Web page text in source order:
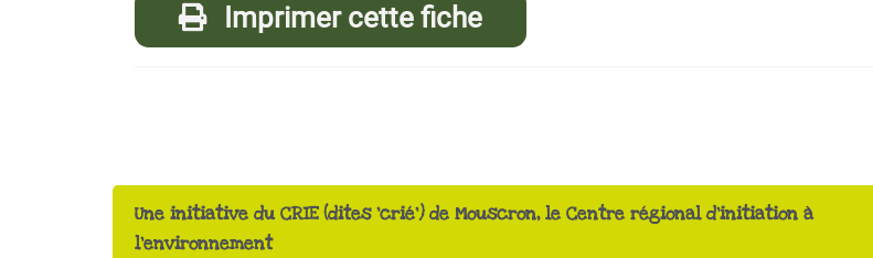
Imprimer cette fiche
Une initiative du CRIE (dites 'crié') de Mouscron, le Centre régional d'initiation à
l'environnement